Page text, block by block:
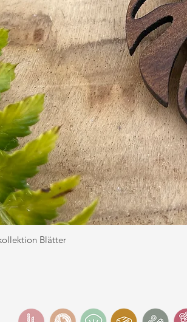
Blätter